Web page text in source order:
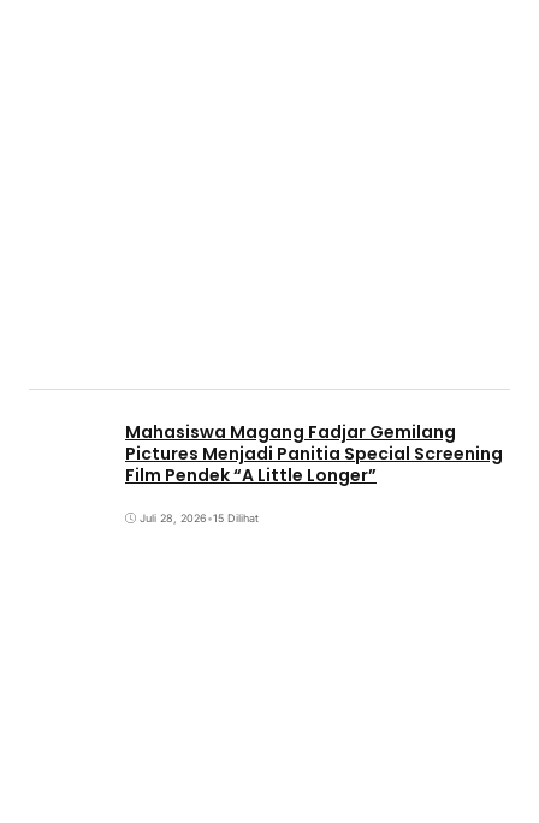
Mahasiswa Magang Fadjar Gemilang
Pictures Menjadi Panitia Special Screening
Film Pendek “A Little Longer”
Juli 28, 2026•15 Dilihat